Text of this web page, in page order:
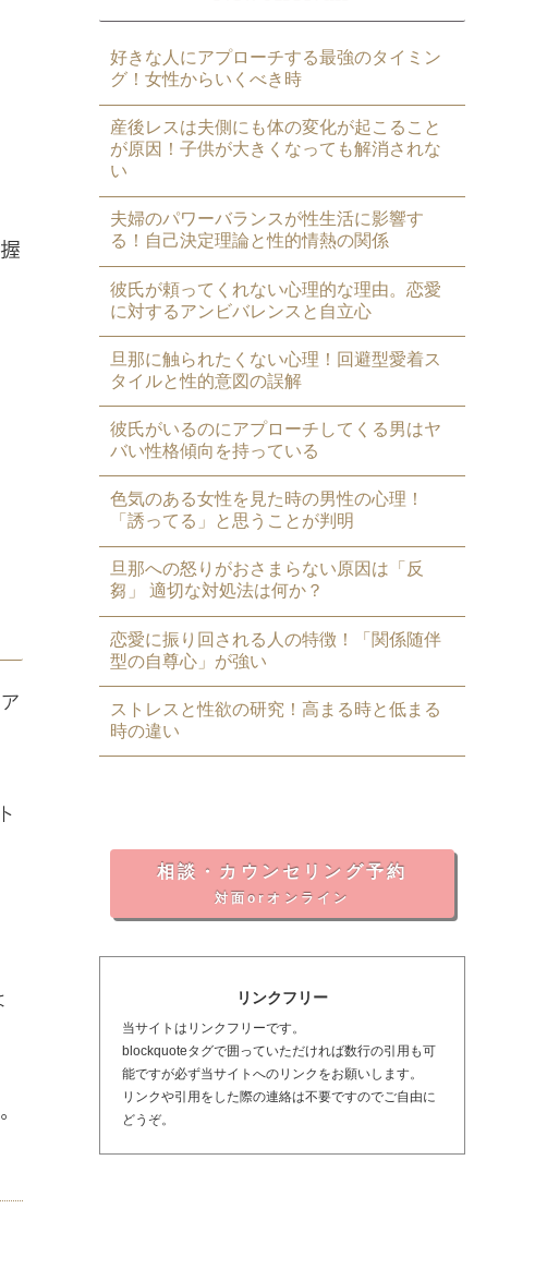
好きな人にアプローチする最強のタイミン
グ！女性からいくべき時
産後レスは夫側にも体の変化が起こること
が原因！子供が大きくなっても解消されな
い
夫婦のパワーバランスが性生活に影響す
る！自己決定理論と性的情熱の関係
彼氏が頼ってくれない心理的な理由。恋愛
に対するアンビバレンスと自立心
旦那に触られたくない心理！回避型愛着ス
タイルと性的意図の誤解
彼氏がいるのにアプローチしてくる男はヤ
バい性格傾向を持っている
色気のある女性を見た時の男性の心理！
「誘ってる」と思うことが判明
旦那への怒りがおさまらない原因は「反
芻」 適切な対処法は何か？
恋愛に振り回される人の特徴！「関係随伴
型の自尊心」が強い
ストレスと性欲の研究！高まる時と低まる
時の違い
相談・カウンセリング予約
対面orオンライン
リンクフリー
当サイトはリンクフリーです。
blockquoteタグで囲っていただければ数行の引用も可
能ですが必ず当サイトへのリンクをお願いします。
リンクや引用をした際の連絡は不要ですのでご自由に
どうぞ。